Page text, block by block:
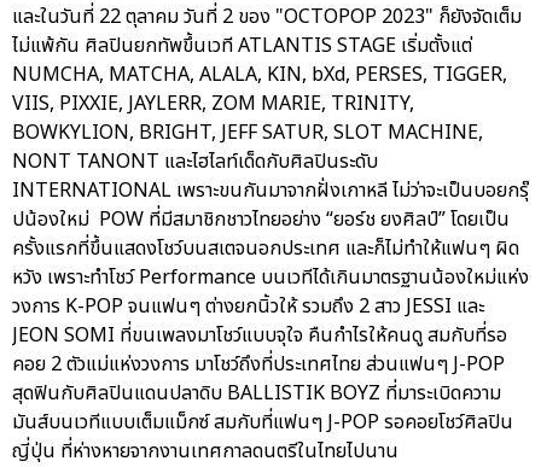
และในวันที่ 22 ตุลาคม วันที่ 2 ของ "OCTOPOP 2023" ก็ยังจัดเต็ม
ไม่แพ้กัน ศิลปินยกทัพขึ้นเวที ATLANTIS STAGE เริ่มตั้งแต่
NUMCHA, MATCHA, ALALA, KIN, bXd, PERSES, TIGGER,
VIIS, PIXXIE, JAYLERR, ZOM MARIE, TRINITY,
BOWKYLION, BRIGHT, JEFF SATUR, SLOT MACHINE,
NONT TANONT และไฮไลท์เด็ดกับศิลปินระดับ
INTERNATIONAL เพราะขนกันมาจากฝั่งเกาหลี ไม่ว่าจะเป็นบอยกรุ๊
ปน้องใหม่ POW ที่มีสมาชิกชาวไทยอย่าง “ยอร์ช ยงศิลป์” โดยเป็น
ครั้งแรกที่ขึ้นแสดงโชว์บนสเตจนอกประเทศ และก็ไม่ทำให้แฟนๆ ผิด
หวัง เพราะทำโชว์ Performance บนเวทีได้เกินมาตรฐานน้องใหม่แห่ง
วงการ K-POP จนแฟนๆ ต่างยกนิ้วให้ รวมถึง 2 สาว JESSI และ
JEON SOMI ที่ขนเพลงมาโชว์แบบจุใจ คืนกำไรให้คนดู สมกับที่รอ
คอย 2 ตัวแม่แห่งวงการ มาโชว์ถึงที่ประเทศไทย ส่วนแฟนๆ J-POP
สุดฟินกับศิลปินแดนปลาดิบ BALLISTIK BOYZ ที่มาระเบิดความ
มันส์บนเวทีแบบเต็มแม็กซ์ สมกับที่แฟนๆ J-POP รอคอยโชว์ศิลปิน
ญี่ปุ่น ที่ห่างหายจากงานเทศกาลดนตรีในไทยไปนาน